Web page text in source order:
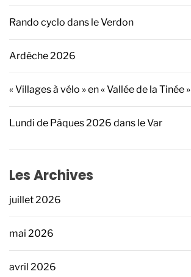
Rando cyclo dans le Verdon
Ardèche 2026
« Villages à vélo » en « Vallée de la Tinée »
Lundi de Pâques 2026 dans le Var
Les Archives
juillet 2026
mai 2026
avril 2026